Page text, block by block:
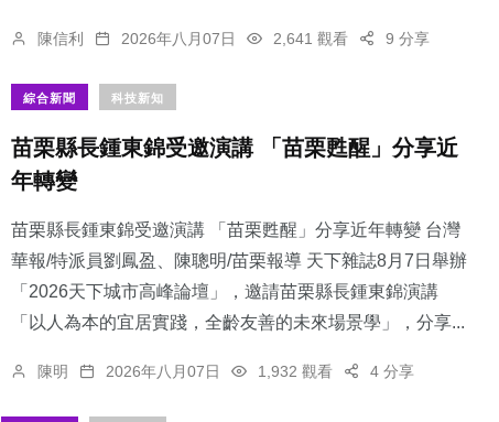
陳信利 2026年八月07日 2,641 觀看 9 分享
綜合新聞 科技新知
苗栗縣長鍾東錦受邀演講 「苗栗甦醒」分享近
年轉變
苗栗縣長鍾東錦受邀演講 「苗栗甦醒」分享近年轉變 台灣
華報/特派員劉鳳盈、陳聰明/苗栗報導 天下雜誌8月7日舉辦
「2026天下城市高峰論壇」，邀請苗栗縣長鍾東錦演講
「以人為本的宜居實踐，全齡友善的未來場景學」，分享...
陳明 2026年八月07日 1,932 觀看 4 分享
旅遊 社會